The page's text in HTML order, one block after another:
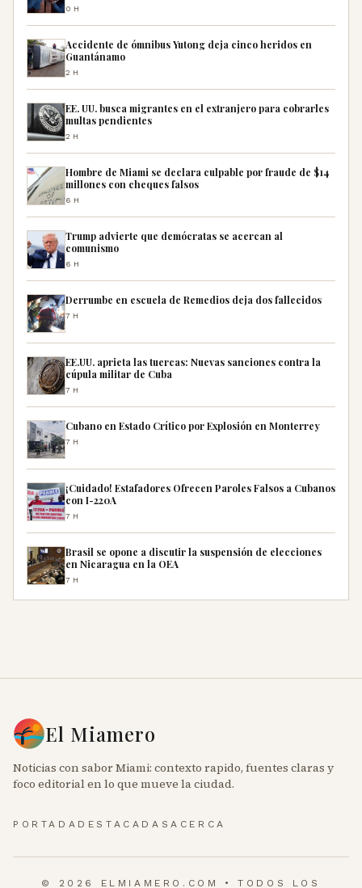
0H
Accidente de ómnibus Yutong deja cinco heridos en
Guantánamo
2H
EE. UU. busca migrantes en el extranjero para cobrarles
multas pendientes
2H
Hombre de Miami se declara culpable por fraude de $14
millones con cheques falsos
6H
Trump advierte que demócratas se acercan al
comunismo
6H
Derrumbe en escuela de Remedios deja dos fallecidos
7H
EE.UU. aprieta las tuercas: Nuevas sanciones contra la
cúpula militar de Cuba
7H
Cubano en Estado Crítico por Explosión en Monterrey
7H
¡Cuidado! Estafadores Ofrecen Paroles Falsos a Cubanos
con I-220A
7H
Brasil se opone a discutir la suspensión de elecciones
en Nicaragua en la OEA
7H
El Miamero
Noticias con sabor Miami: contexto rapido, fuentes claras y
foco editorial en lo que mueve la ciudad.
PORTADA DESTACADASACERCA
© 2026 ELMIAMERO.COM • TODOS LOS